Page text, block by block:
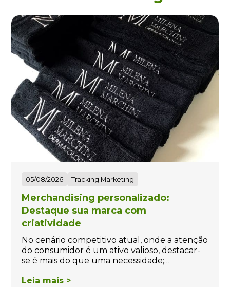
05/08/2026 Tracking Marketing
Merchandising personalizado:
Destaque sua marca com
criatividade
No cenário competitivo atual, onde a atenção
do consumidor é um ativo valioso, destacar-
se é mais do que uma necessidade;…
Leia mais >